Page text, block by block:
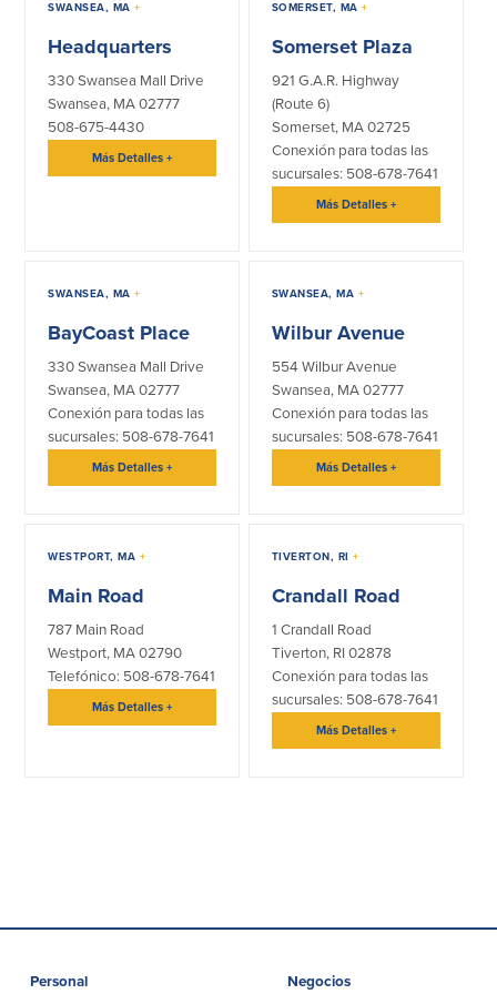
SWANSEA, MA+
Headquarters
330 Swansea Mall Drive
Swansea, MA 02777
508-675-4430
Más Detalles+
SOMERSET, MA+
Somerset Plaza
921 G.A.R. Highway
(Route 6)
Somerset, MA 02725
Conexión para todas las
sucursales: 508-678-7641
Más Detalles +
SWANSEA, MA+
BayCoast Place
330 Swansea Mall Drive
Swansea, MA 02777
Conexión para todas las
sucursales: 508-678-7641
Más Detalles+
SWANSEA, MA +
Wilbur Avenue
554 Wilbur Avenue
Swansea, MA 02777
Conexión para todas las
sucursales: 508-678-7641
Más Detalles +
WESTPORT, MA +
Main Road
787 Main Road
Westport, MA 02790
Telefónico: 508-678-7641
Más Detalles+
TIVERTON, RI+
Crandall Road
1 Crandall Road
Tiverton, RI 02878
Conexión para todas las
sucursales: 508-678-7641
Más Detalles +
Personal Negocios